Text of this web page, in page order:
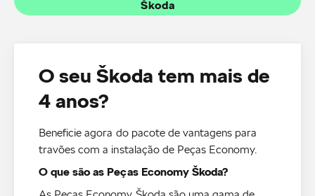
Škoda
O seu Škoda tem mais de
4 anos?
Beneficie agora do pacote de vantagens para
travões com a instalação de Peças Economy.
O que são as Peças Economy Škoda?